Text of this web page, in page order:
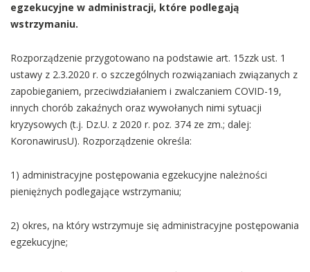
egzekucyjne w administracji, które podlegają
wstrzymaniu.
Rozporządzenie przygotowano na podstawie art. 15zzk ust. 1
ustawy z 2.3.2020 r. o szczególnych rozwiązaniach związanych z
zapobieganiem, przeciwdziałaniem i zwalczaniem COVID-19,
innych chorób zakaźnych oraz wywołanych nimi sytuacji
kryzysowych (t.j. Dz.U. z 2020 r. poz. 374 ze zm.; dalej:
KoronawirusU). Rozporządzenie określa:
1) administracyjne postępowania egzekucyjne należności
pieniężnych podlegające wstrzymaniu;
2) okres, na który wstrzymuje się administracyjne postępowania
egzekucyjne;